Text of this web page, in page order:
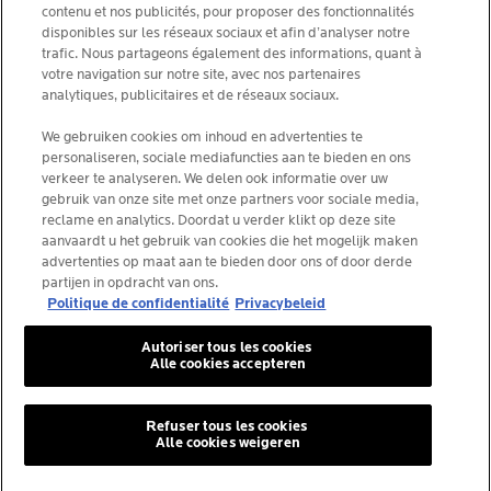
KIES JOUW LAND
La Roche-Posay Laboratoire Dermatologique CAI
86270 La Roche-Posay France
consumercareNL@loreal.com
*IQVIA NPA, dermocosmetica, apotheekkanaal België,
voorgeschreven producten door dermatologen, volume.
YTD 08/2025, België.
© La Roche-Posay
© Centre Thermal de La Roche-Posay
© Thinkstock
contenu et nos publicités, pour proposer des fonctionnalités
disponibles sur les réseaux sociaux et afin d’analyser notre
trafic. Nous partageons également des informations, quant à
votre navigation sur notre site, avec nos partenaires
analytiques, publicitaires et de réseaux sociaux.
We gebruiken cookies om inhoud en advertenties te
personaliseren, sociale mediafuncties aan te bieden en ons
verkeer te analyseren. We delen ook informatie over uw
gebruik van onze site met onze partners voor sociale media,
reclame en analytics. Doordat u verder klikt op deze site
aanvaardt u het gebruik van cookies die het mogelijk maken
advertenties op maat aan te bieden door ons of door derde
partijen in opdracht van ons.
Politique de confidentialité Privacybeleid
Refuser tous les cookies
Alle cookies weigeren
Autoriser tous les cookies
Alle cookies accepteren